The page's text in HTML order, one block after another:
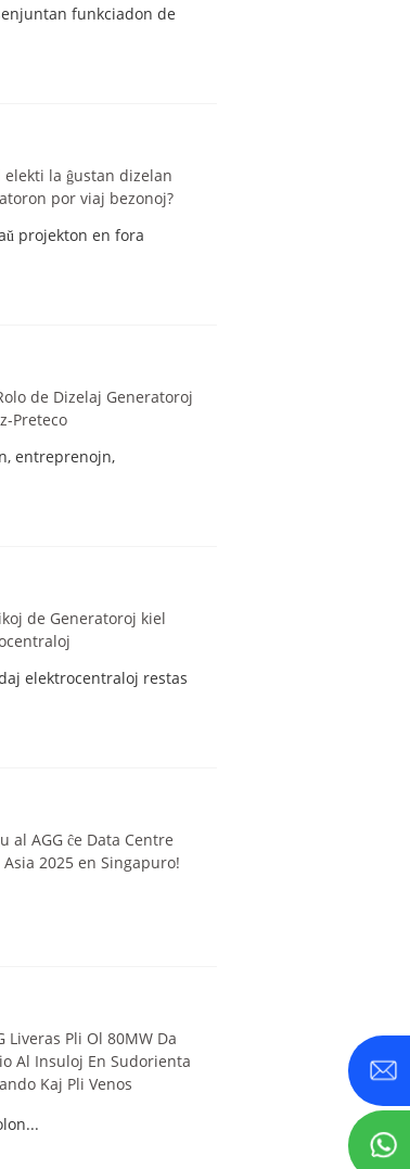
funkciadon de
projekton en fora
entreprenojn,
elektrocentraloj restas